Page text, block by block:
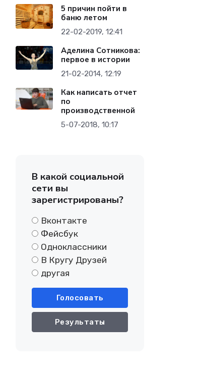
5 причин пойти в
баню летом
22-02-2019, 12:41
Аделина Сотникова:
первое в истории
21-02-2014, 12:19
Как написать отчет
по
производственной
5-07-2018, 10:17
В какой социальной
сети вы
зарегистрированы?
Вконтакте
Фейсбук
Одноклассники
В Кругу Друзей
другая
Голосовать
Результаты